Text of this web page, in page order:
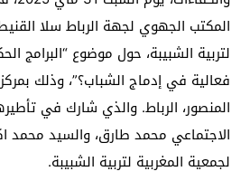
المكتب الجهوي لجهة الرباط سلا
لتربية الشبيبة، حول موضوع “البرامج
فعالية في إدماج الشباب؟”، وذلك
المنصور، الرباط. والذي شارك في
الاجتماعي محمد طارق، والسيد محمد
لجمعية المغربية لتربية الشبيبة.